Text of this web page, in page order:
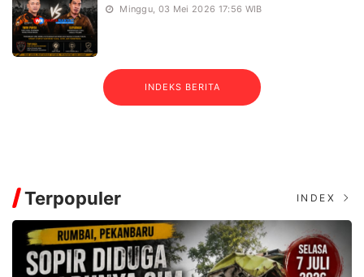
Minggu, 03 Mei 2026 17:56 WIB
INDEKS BERITA
Terpopuler INDEX